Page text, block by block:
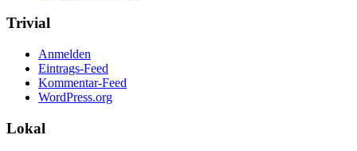
Trivial
Anmelden
Eintrags-Feed
Kommentar-Feed
WordPress.org
Lokal